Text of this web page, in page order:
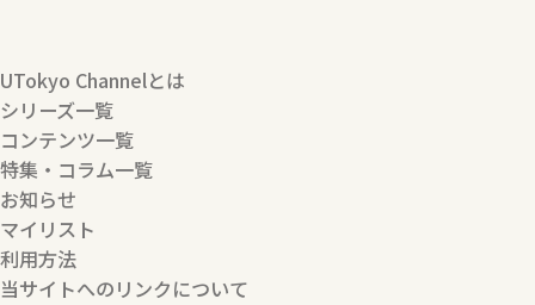
UTokyo Channelとは
シリーズ一覧
コンテンツ一覧
特集・コラム一覧
お知らせ
マイリスト
利用方法
当サイトへのリンクについて